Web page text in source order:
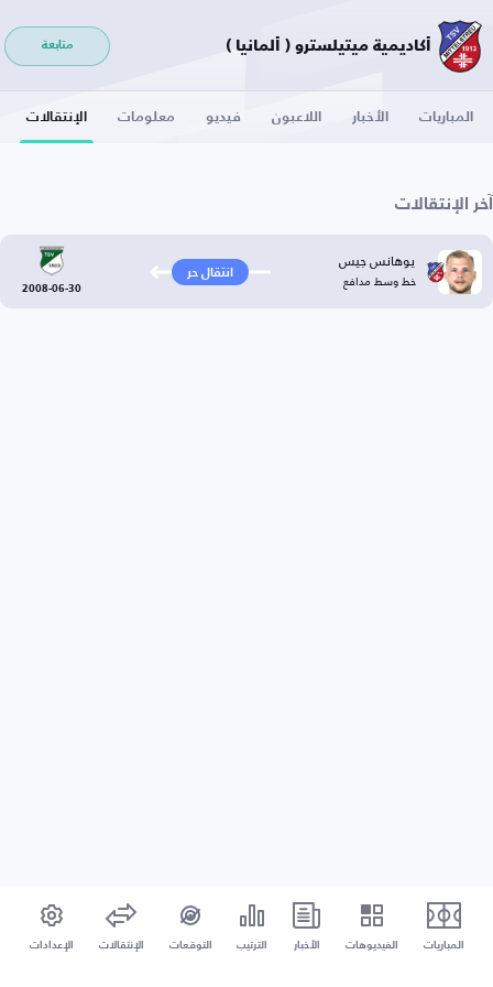
أكاديمية ميتيلسترو ( ألمانيا ) متابعة
المباريات الأخبار اللاعبون فيديو معلومات الإنتقالات
آخر الإنتقالات
يوهانس جيس
خط وسط مدافع انتقال حر
2008-06-30
المباريات الفيديوهات الأخبار الترتيب التوقعات الإنتقالات الإعدادات